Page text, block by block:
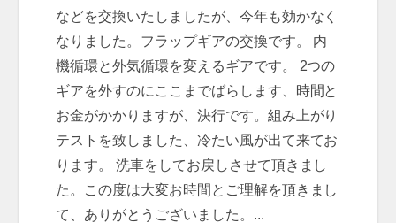
などを交換いたしましたが、今年も効かなく
なりました。フラップギアの交換です。 内
機循環と外気循環を変えるギアです。 2つの
ギアを外すのにここまでばらします、時間と
お金がかかりますが、決行です。組み上がり
テストを致しました、冷たい風が出て来てお
ります。 洗車をしてお戻しさせて頂きまし
た。この度は大変お時間とご理解を頂きまし
て、ありがとうございました。...